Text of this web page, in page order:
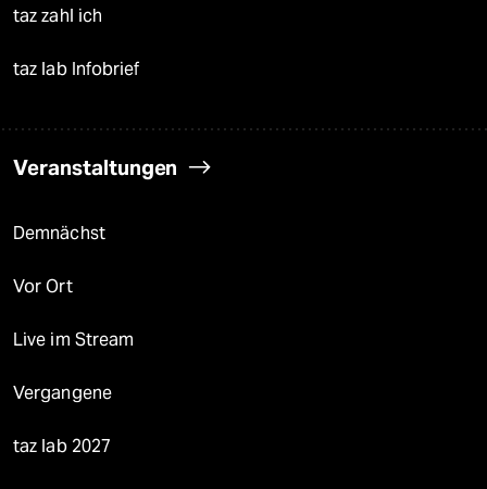
taz zahl ich
taz lab Infobrief
Veranstaltungen
Demnächst
Vor Ort
Live im Stream
Vergangene
taz lab 2027